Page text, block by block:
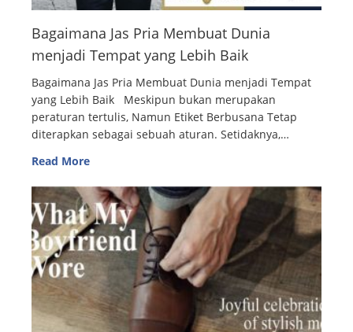
Bagaimana Jas Pria Membuat Dunia
menjadi Tempat yang Lebih Baik
Bagaimana Jas Pria Membuat Dunia menjadi Tempat
yang Lebih Baik Meskipun bukan merupakan
peraturan tertulis, Namun Etiket Berbusana Tetap
diterapkan sebagai sebuah aturan. Setidaknya,…
Read More